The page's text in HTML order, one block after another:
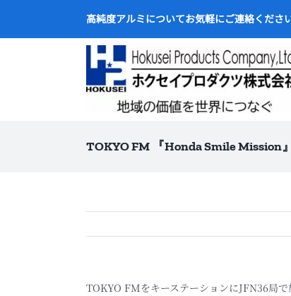
高純度アルミについてお気軽にご連絡くださ
TOKYO FM 『Honda Smile Mission
TOKYO FMをキーステーションにJFN36局